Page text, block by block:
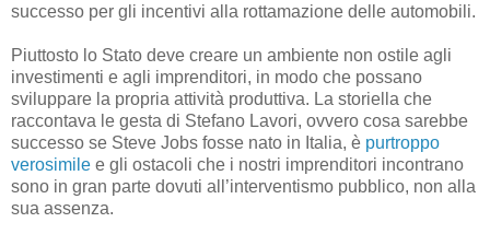
successo per gli incentivi alla rottamazione delle automobili.
Piuttosto lo Stato deve creare un ambiente non ostile agli
investimenti e agli imprenditori, in modo che possano
sviluppare la propria attività produttiva. La storiella che
raccontava le gesta di Stefano Lavori, ovvero cosa sarebbe
successo se Steve Jobs fosse nato in Italia, è purtroppo
verosimile e gli ostacoli che i nostri imprenditori incontrano
sono in gran parte dovuti all’interventismo pubblico, non alla
sua assenza.